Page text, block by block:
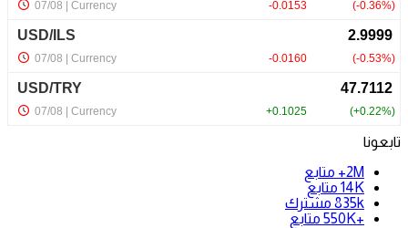
تابعونا
2M+
متابع
14K متابع
835k مشترك
+550K
متابع